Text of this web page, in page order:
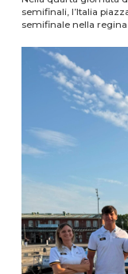
semifinali, l’Italia
semifinale nella regina